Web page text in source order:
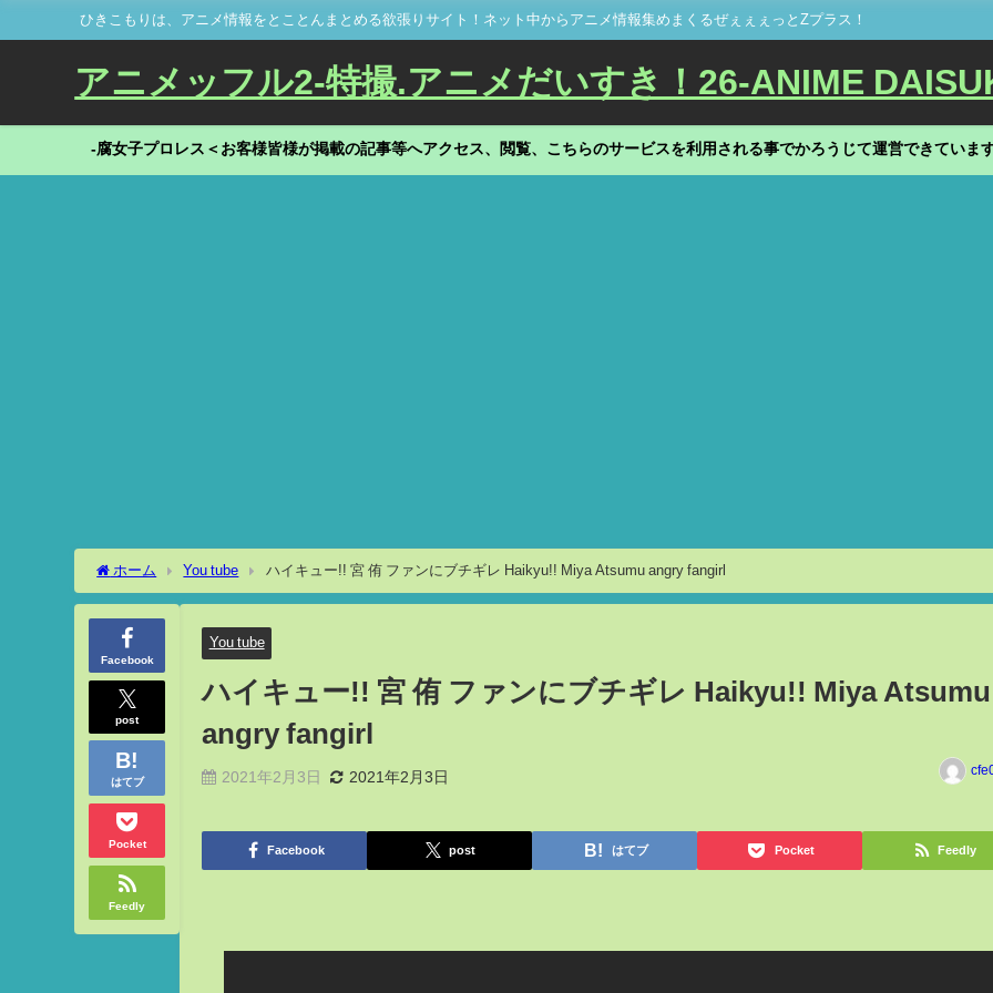
ひきこもりは、アニメ情報をとことんまとめる欲張りサイト！ネット中からアニメ情報集めまくるぜぇぇぇっとZプラス！
アニメッフル2-特撮.アニメだいすき！26-ANIME
-腐女子プロレス＜お客様皆様が掲載の記事等へアクセス、閲覧、こちらのサービスを利用される事でかろうじて運営できていま
ホーム You tube ハイキュー!! 宮 侑 ファンにブチギレ Haikyu!! Miya Atsumu angry fangirl
Facebook
post
はてブ
Pocket
Feedly
You tube
ハイキュー!! 宮 侑 ファンにブチギレ Haikyu!! Miya Atsumu
angry fangirl
2021年2月3日 2021年2月3日
Facebook post はてブ Pocket Feedly